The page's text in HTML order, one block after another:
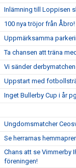
Inlämning till Loppisen
100 nya tröjor från Åbro!
Uppmärksamma
Ta chansen att träna
Vi sänder derbymatchen
Uppstart med
Inget Bullerby Cup i år
Ungdomsmatcher
Se herrarnas
Chans att se Vimmerby
föreningen!